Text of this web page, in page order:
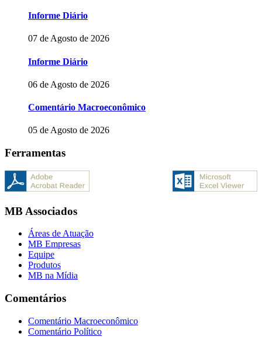
Informe Diário
07 de Agosto de 2026
Informe Diário
06 de Agosto de 2026
Comentário Macroeconômico
05 de Agosto de 2026
Ferramentas
MB Associados
Áreas de Atuação
MB Empresas
Equipe
Produtos
MB na Mídia
Comentários
Comentário Macroeconômico
Comentário Político